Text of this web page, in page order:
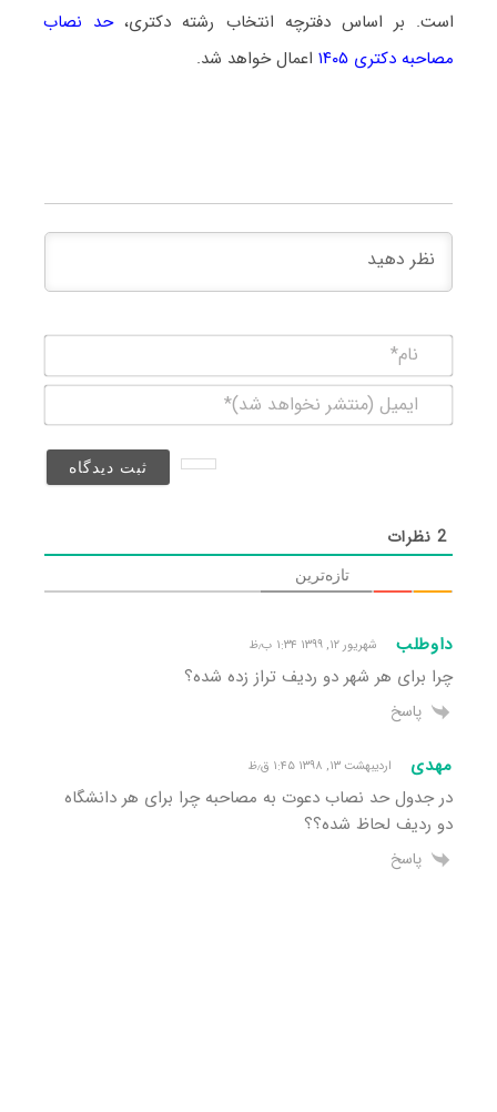
است. بر اساس دفترچه انتخاب رشته دکتری،حد نصاب
مصاحبه دکتری ۱۴۰۵
اعمال خواهد شد.
(منتشر
2نظرات
تازه‌ترین
داوطلب شهریور ۱۲, ۱۳۹۹ ۱:۳۴ ب٫ظ
چرا برای هر شهر دو ردیف تراز زده شده؟
پاسخ
مهدی اردیبهشت ۱۳, ۱۳۹۸ ۱:۴۵ ق٫ظ
در جدول حد نصاب دعوت به مصاحبه چرا برای هر دانشگاه
دو ردیف لحاظ شده؟؟
پاسخ